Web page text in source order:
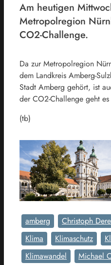
Am heutigen
Metropolregion
CO2-Challenge.
Da zur Metropolregion
dem Landkreis Amberg-
Stadt Amberg gehört, ist
der CO2-Challenge geht
(tb)
amberg Christoph
Klima
Klimaschutz
Klimawandel
Michael